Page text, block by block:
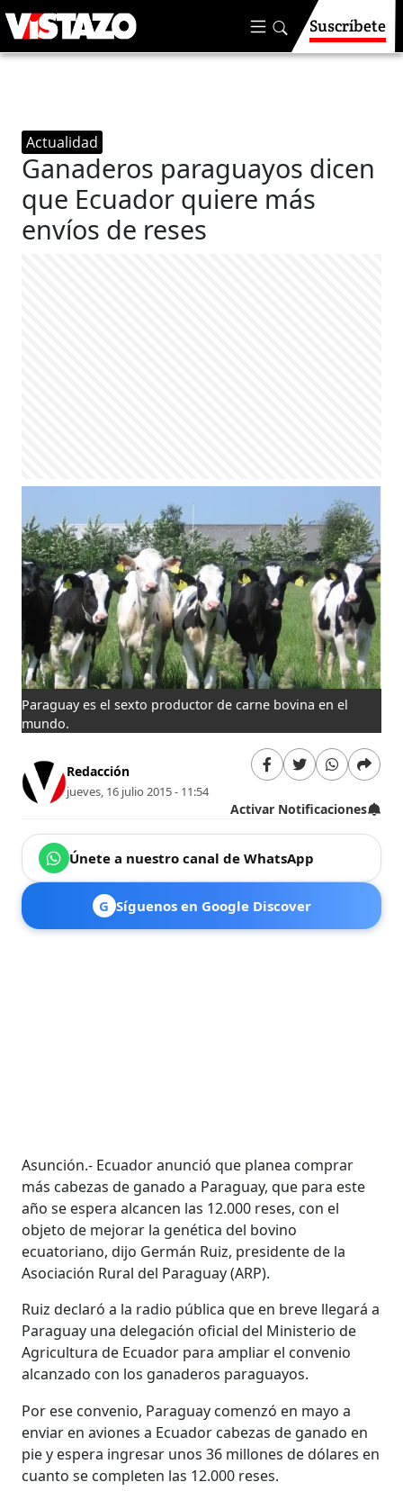
Suscríbete
Actualidad
Ganaderos paraguayos dicen
que Ecuador quiere más
envíos de reses
Paraguay es el sexto productor de carne bovina en el
mundo.
Redacción
jueves, 16 julio 2015 - 11:54
Activar Notificaciones
Únete a nuestro canal de WhatsApp
G Síguenos en Google Discover
Asunción.- Ecuador anunció que planea comprar
más cabezas de ganado a Paraguay, que para este
año se espera alcancen las 12.000 reses, con el
objeto de mejorar la genética del bovino
ecuatoriano, dijo Germán Ruiz, presidente de la
Asociación Rural del Paraguay (ARP).
Ruiz declaró a la radio pública que en breve llegará a
Paraguay una delegación oficial del Ministerio de
Agricultura de Ecuador para ampliar el convenio
alcanzado con los ganaderos paraguayos.
Por ese convenio, Paraguay comenzó en mayo a
enviar en aviones a Ecuador cabezas de ganado en
pie y espera ingresar unos 36 millones de dólares en
cuanto se completen las 12.000 reses.